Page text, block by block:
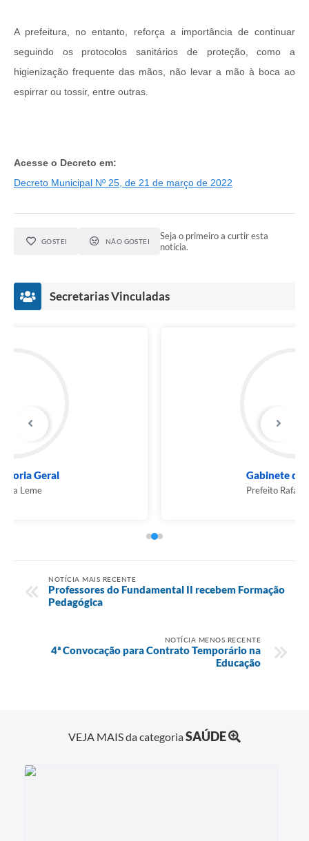
A prefeitura, no entanto, reforça a importância de continuar
seguindo os protocolos sanitários de proteção, como a
higienização frequente das mãos, não levar a mão à boca ao
espirrar ou tossir, entre outras.
Acesse o Decreto em:
Decreto Municipal Nº 25, de 21 de março de 2022
GOSTEI NÃO GOSTEI
Seja o primeiro a curtir esta
notícia.
Secretarias Vinculadas
NOTÍCIA MAIS RECENTE
Professores do Fundamental II recebem Formação
Pedagógica
NOTÍCIA MENOS RECENTE
4ª Convocação para Contrato Temporário na
Educação
VEJA MAIS da categoriaSAÚDE